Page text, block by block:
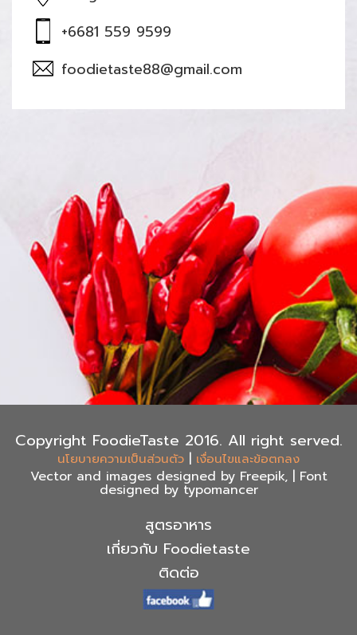
+6681 559 9599
foodietaste88@gmail.com
Copyright FoodieTaste 2016. All right served.
นโยบายความเป็นส่วนตัว | เงื่อนไขและข้อตกลง
Vector and images designed by Freepik, | Font
designed by typomancer
สูตรอาหาร
เกี่ยวกับ Foodietaste
ติดต่อ